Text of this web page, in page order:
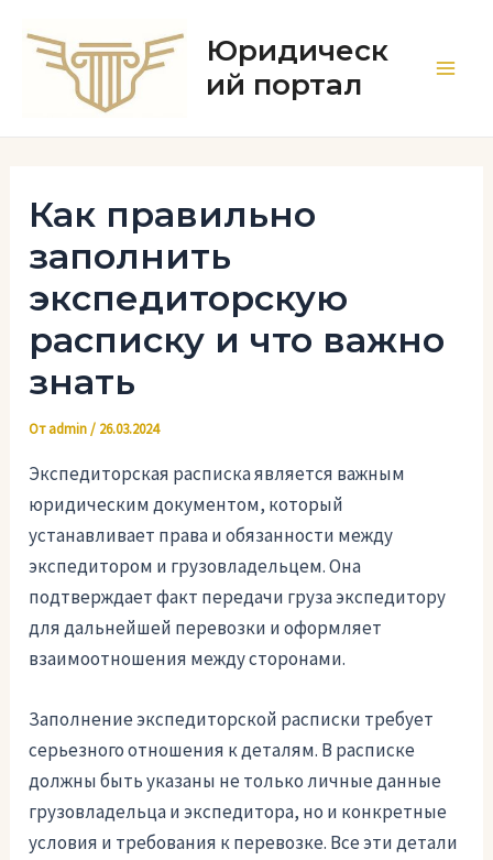
содержимому
Юридическ
ий портал
Как правильно
заполнить
экспедиторскую
расписку и что важно
знать
Отadmin/ 26.03.2024
Экспедиторская расписка является важным
юридическим документом, который
устанавливает права и обязанности между
экспедитором и грузовладельцем. Она
подтверждает факт передачи груза экспедитору
для дальнейшей перевозки и оформляет
взаимоотношения между сторонами.
Заполнение экспедиторской расписки требует
серьезного отношения к деталям. В расписке
должны быть указаны не только личные данные
грузовладельца и экспедитора, но и конкретные
условия и требования к перевозке. Все эти детали